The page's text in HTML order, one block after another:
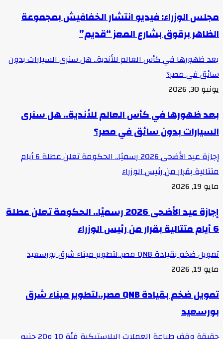
مجلس الوزراء: فيديو انتشار الخفافيش بمجموعة
الظاهر برقوق بشارع المعز “قديم”
بعد ظهورها في كأس العالم للأندية.. هل سنرى السيارات بدون
سائق في مصر؟
يونيو 30, 2026
بعد ظهورها في كأس العالم للأندية.. هل سنرى
السيارات بدون سائق في مصر؟
إجازة عيد الأضحى 2026 رسميًا.. الحكومة تعلن عطلة 6 أيام
متتالية بقرار من رئيس الوزراء
مايو 19, 2026
إجازة عيد الأضحى 2026 رسميًا.. الحكومة تعلن عطلة
6 أيام متتالية بقرار من رئيس الوزراء
تمويل ضخم بقيادة QNB مصر..لتطوير ميناء شرق بورسعيد
مايو 19, 2026
تمويل ضخم بقيادة QNB مصر..لتطوير ميناء شرق
بورسعيد